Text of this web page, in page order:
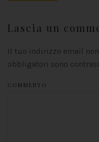
Lascia un
Il tuo indirizzo email
obbligatori sono
COMMENTO